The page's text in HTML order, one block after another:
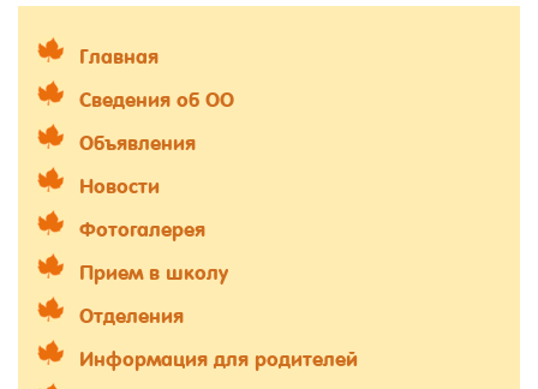
Главная
Сведения об ОО
Объявления
Новости
Фотогалерея
Прием в школу
Отделения
Информация для родителей